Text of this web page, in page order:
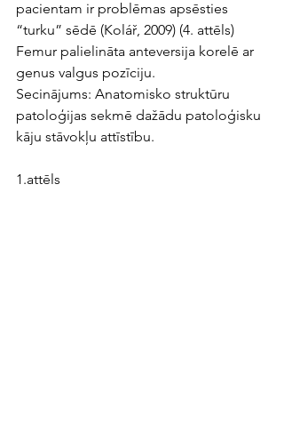
pacientam ir problēmas apsēsties
“turku” sēdē (Kolář, 2009) (4. attēls)
Femur palielināta anteversija korelē ar
genus valgus pozīciju.
Secinājums: Anatomisko struktūru
patoloģijas sekmē dažādu patoloģisku
kāju stāvokļu attīstību.
1.attēls